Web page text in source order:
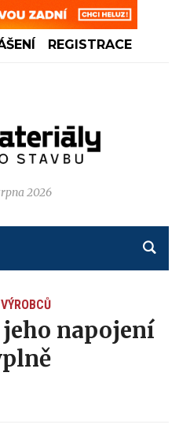
REGISTRACE
2026
jeho napojení